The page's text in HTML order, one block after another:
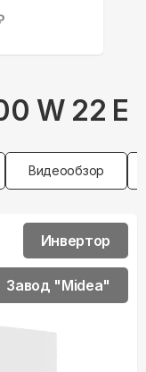
W 22 E
Видеообзор
Инвертор
Завод "Midea"